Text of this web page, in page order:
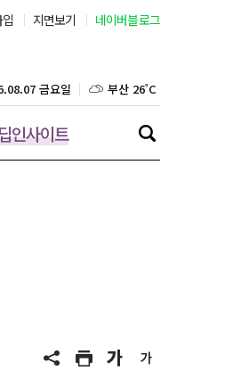
지면보기 네이버블로그
인사이트
금요일 대구 23˚C
인천 28˚C
제주 28˚C